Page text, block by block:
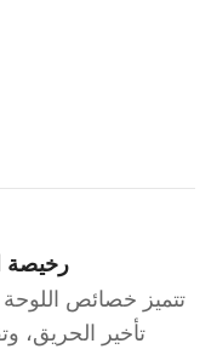
رخيصة
تتميز خصائص
تأخير الحريق،